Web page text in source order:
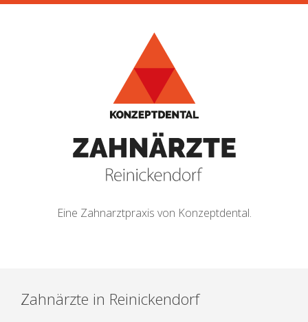
Eine Zahnarztpraxis von Konzeptdental.
Zahnärzte in Reinickendorf